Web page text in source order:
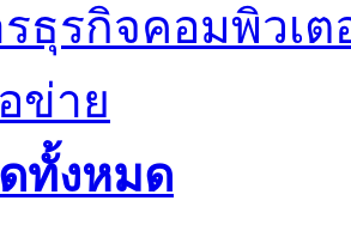
ธุรกิจคอมพิวเต
ข่าย
ทั้งหมด